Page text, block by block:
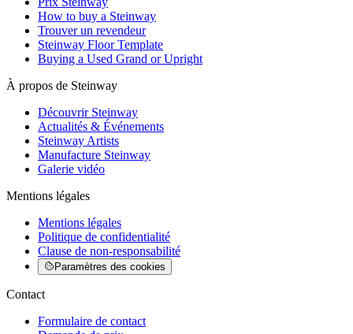
How to buy a Steinway
Trouver un revendeur
Steinway Floor Template
Buying a Used Grand or Upright
À propos de Steinway
Découvrir Steinway
Actualités & Événements
Steinway Artists
Manufacture Steinway
Galerie vidéo
Mentions légales
Mentions légales
Politique de confidentialité
Clause de non-responsabilité
Paramètres des cookies
Contact
Formulaire de contact